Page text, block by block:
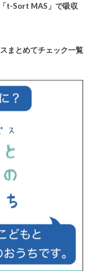
t-Sort MAS」で吸収
まとめてチェック一覧